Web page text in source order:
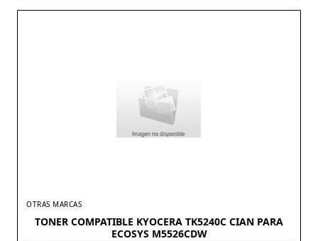
OTRAS MARCAS
TONER COMPATIBLE KYOCERA TK5240C CIAN PARA
ECOSYS M5526CDW